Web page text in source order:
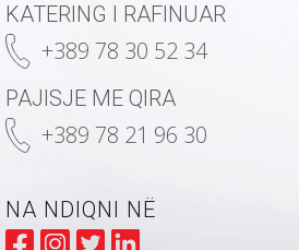
KATERING I RAFINUAR
+389 78 30 52 34
PAJISJE ME QIRA
+389 78 21 96 30
NA NDIQNI NË